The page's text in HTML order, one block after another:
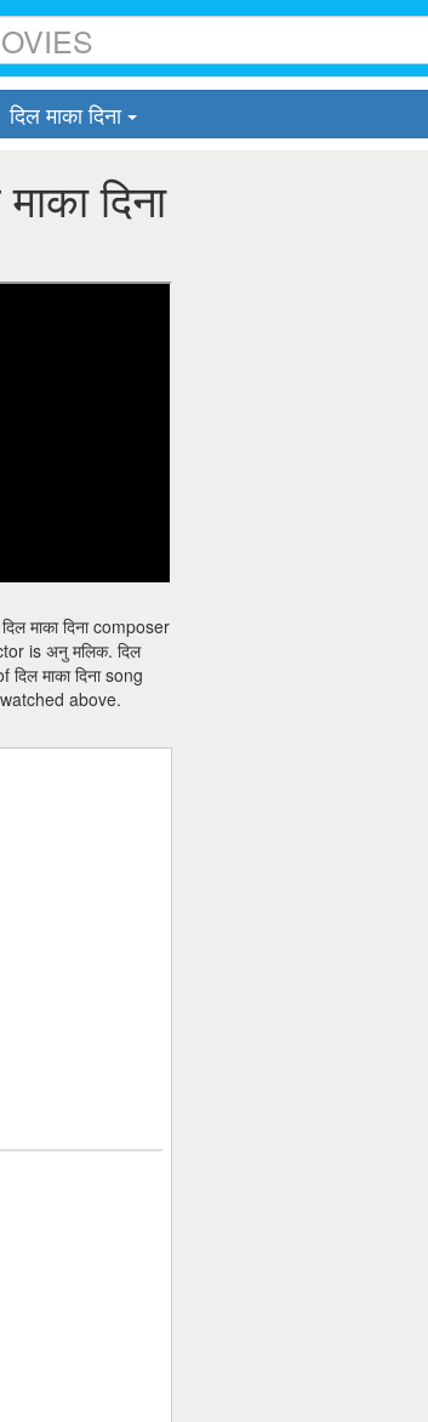
दिल माका दिना
दिना
माका दिना composer
is अनु मलिक. दिल
माका दिना song
watched above.